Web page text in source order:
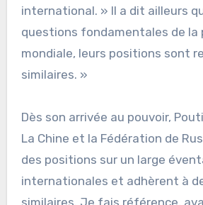
international. » Il a dit ailleurs
questions fondamentales de la
mondiale, leurs positions sont
similaires. »
Dès son arrivée au pouvoir,
La Chine et la Fédération de
des positions sur un large
internationales et adhèrent à
similaires. Je fais référence,